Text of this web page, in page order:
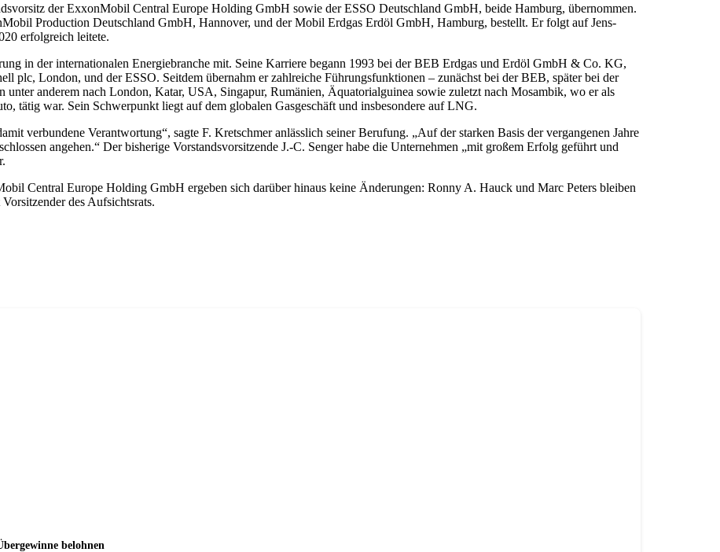
der ExxonMobil Central Europe Holding GmbH sowie der ESSO Deutschland GmbH, beide Hamburg, übernommen.
Production Deutschland GmbH, Hannover, und der Mobil Erdgas Erdöl GmbH, Hamburg, bestellt. Er folgt auf Jens-
erfolgreich leitete.
in der internationalen Energiebranche mit. Seine Karriere begann 1993 bei der BEB Erdgas und Erdöl GmbH & Co. KG,
plc, London, und der ESSO. Seitdem übernahm er zahlreiche Führungsfunktionen – zunächst bei der BEB, später bei der
anderem nach London, Katar, USA, Singapur, Rumänien, Äquatorialguinea sowie zuletzt nach Mosambik, wo er als
tätig war. Sein Schwerpunkt liegt auf dem globalen Gasgeschäft und insbesondere auf LNG.
verbundene Verantwortung“, sagte F. Kretschmer anlässlich seiner Berufung. „Auf der starken Basis der vergangenen Jahre
angehen.“ Der bisherige Vorstandsvorsitzende J.-C. Senger habe die Unternehmen „mit großem Erfolg geführt und
Central Europe Holding GmbH ergeben sich darüber hinaus keine Änderungen: Ronny A. Hauck und Marc Peters bleiben
des Aufsichtsrats.
belohnen